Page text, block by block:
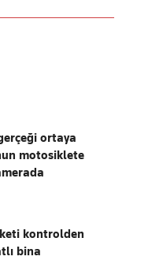
ortaya
motosiklete
kontrolden
bina